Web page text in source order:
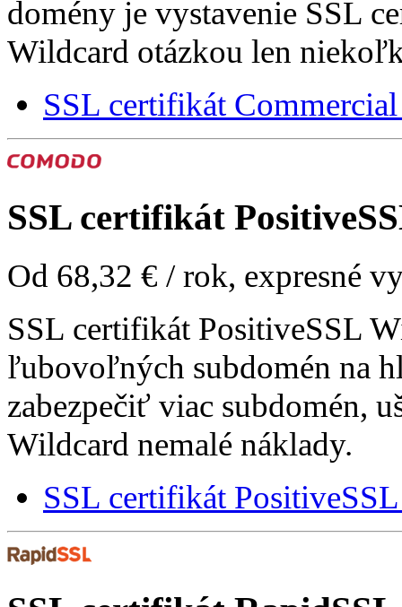
domény je vystavenie SSL
Wildcard otázkou len
SSL certifikát
SSL certifikát
Od 68,32 € / rok, expresné
SSL certifikát PositiveSSL
ľubovoľných subdomén na
zabezpečiť viac subdomén,
Wildcard nemalé náklady.
SSL certifikát